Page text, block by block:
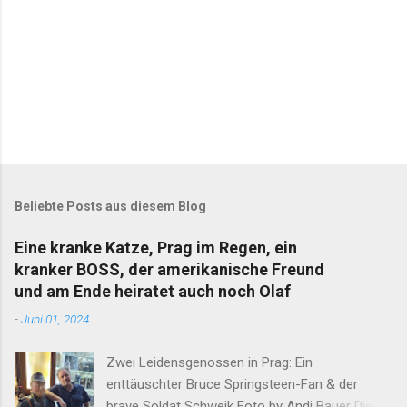
Beliebte Posts aus diesem Blog
Eine kranke Katze, Prag im Regen, ein
kranker BOSS, der amerikanische Freund
und am Ende heiratet auch noch Olaf
-Juni 01, 2024
Zwei Leidensgenossen in Prag: Ein
enttäuschter Bruce Springsteen-Fan & der